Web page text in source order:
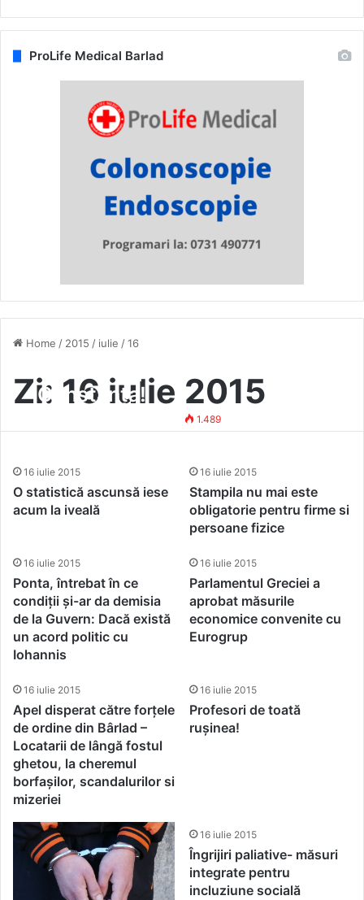
Home / 2015 / iulie /16
Zi: 16 iulie 2015
Constanța!
1.489
16 iulie 2015
O statistică ascunsă iese
acum la iveală
16 iulie 2015
Stampila nu mai este
obligatorie pentru firme si
persoane fizice
16 iulie 2015
Ponta, întrebat în ce
condiții și-ar da demisia
de la Guvern: Dacă există
un acord politic cu
Iohannis
16 iulie 2015
Parlamentul Greciei a
aprobat măsurile
economice convenite cu
Eurogrup
16 iulie 2015
Apel disperat către forțele
de ordine din Bârlad –
Locatarii de lângă fostul
ghetou, la cheremul
borfașilor, scandalurilor si
mizeriei
16 iulie 2015
Profesori de toată
rușinea!
16 iulie 2015
Îngrijiri paliative- măsuri
integrate pentru
incluziune socială
ProLife Medical Barlad